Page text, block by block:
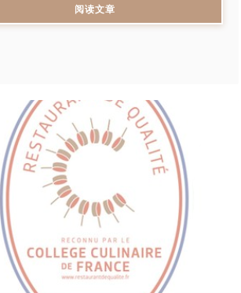
阅读文章((在新窗口中打开))